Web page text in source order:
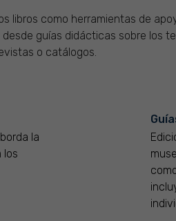
libros como herramientas de
guías didácticas sobre los
o catálogos.
la
los